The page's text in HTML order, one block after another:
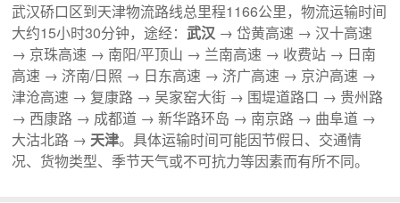
武汉硚口区到天津物流路线总里程1166公里，物流运输时间
大约15小时30分钟，途经： 武汉 → 岱黄高速 → 汉十高速
→ 京珠高速 → 南阳/平顶山 → 兰南高速 → 收费站 → 日南
高速 → 济南/日照 → 日东高速 → 济广高速 → 京沪高速 →
津沧高速 → 复康路 → 吴家窑大街 → 围堤道路口 → 贵州路
→ 西康路 → 成都道 → 新华路环岛 → 南京路 → 曲阜道 →
大沽北路 → 天津。具体运输时间可能因节假日、交通情
况、货物类型、季节天气或不可抗力等因素而有所不同。